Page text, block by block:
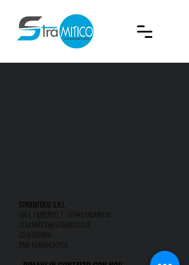
STRAMITICO S.R.L.
VIA E. FILIBERTO, 7 - 20149 MILANO MI
STRAMITICO@STRAMITICO.IT
02 6709868
P.IVA 10489430156